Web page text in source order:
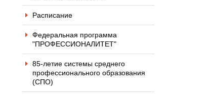
Расписание
Федеральная программа
"ПРОФЕССИОНАЛИТЕТ"
85-летие системы среднего
профессионального образования
(СПО)